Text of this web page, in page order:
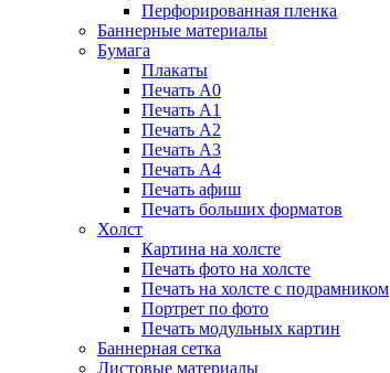
Перфорированная пленка
Баннерные материалы
Бумага
Плакаты
Печать А0
Печать А1
Печать А2
Печать А3
Печать А4
Печать афиш
Печать больших форматов
Холст
Картина на холсте
Печать фото на холсте
Печать на холсте с подрамником
Портрет по фото
Печать модульных картин
Баннерная сетка
Листовые материалы